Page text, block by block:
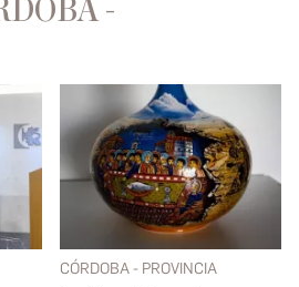
-
CÓRDOBA - PROVINCIA